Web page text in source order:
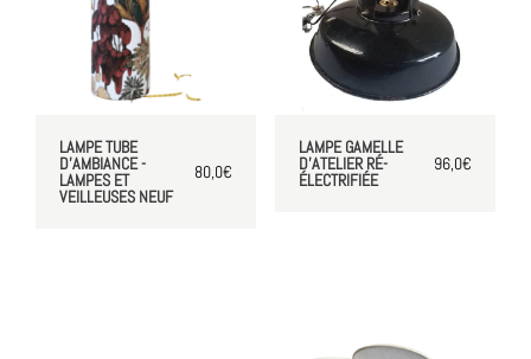
LAMPE TUBE
D'AMBIANCE -
LAMPES ET
VEILLEUSES NEUF
80,0€
LAMPE GAMELLE
D'ATELIER RÉ-
ÉLECTRIFIÉE
96,0€